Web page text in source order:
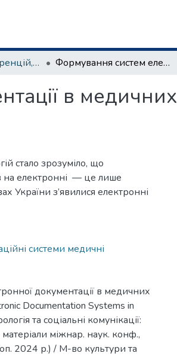
матеріали конференцій, семінарів, круглих столів та ін. Формування систем електронної документації в медичних установах України
в медичних
стало зрозуміло, що
на електронні — це лише
України з’явилися електронні
системи медичні
документації в медичних
Documentation Systems in
та соціальні комунікації:
матеріали міжнар. наук. конф.,
2024 р.) / М-во культури та